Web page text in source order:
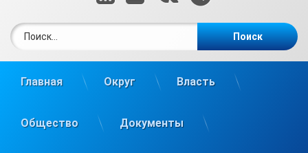
Главная Округ Власть
Общество Документы